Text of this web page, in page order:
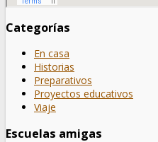
Categorías
En casa
Historias
Preparativos
Proyectos educativos
Viaje
Escuelas amigas